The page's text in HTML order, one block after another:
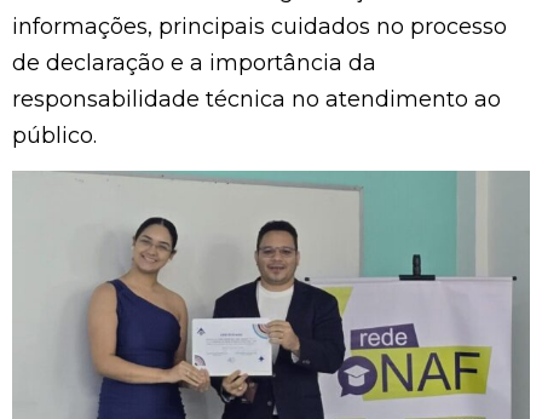
informações, principais cuidados no processo
de declaração e a importância da
responsabilidade técnica no atendimento ao
público.